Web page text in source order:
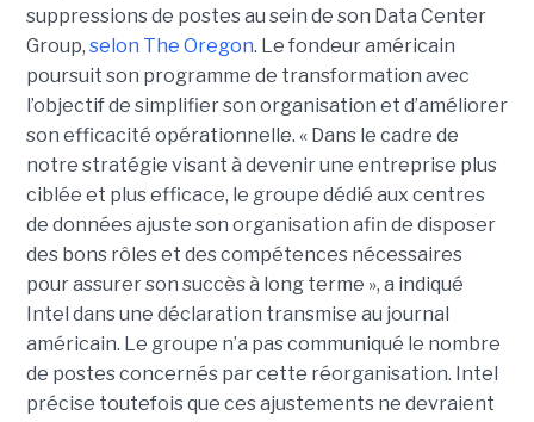
suppressions de postes au sein de son Data Center
Group, selon The Oregon. Le fondeur américain
poursuit son programme de transformation avec
l’objectif de simplifier son organisation et d’améliorer
son efficacité opérationnelle. « Dans le cadre de
notre stratégie visant à devenir une entreprise plus
ciblée et plus efficace, le groupe dédié aux centres
de données ajuste son organisation afin de disposer
des bons rôles et des compétences nécessaires
pour assurer son succès à long terme », a indiqué
Intel dans une déclaration transmise au journal
américain. Le groupe n’a pas communiqué le nombre
de postes concernés par cette réorganisation. Intel
précise toutefois que ces ajustements ne devraient